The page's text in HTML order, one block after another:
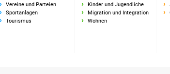
Vereine und Parteien
Sportanlagen
Tourismus
Kinder und Jugendliche
Migration und Integration
Wohnen